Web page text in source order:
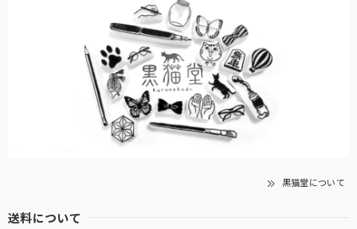
黒猫堂について
送料について